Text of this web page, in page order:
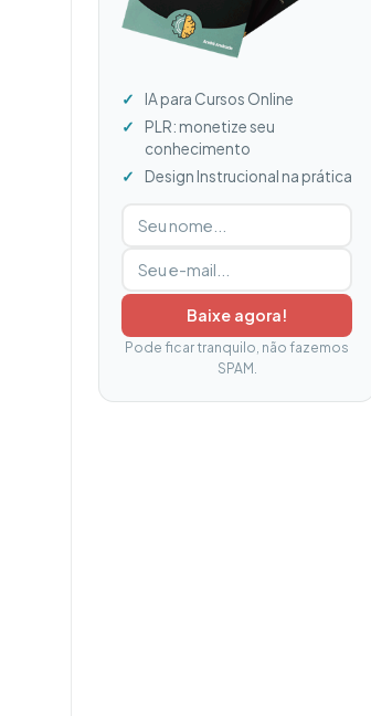
IA para Cursos Online
PLR: monetize seu
conhecimento
Design Instrucional na prática
Digite seu nome
Digite seu e-mail
Baixe agora!
Pode ficar tranquilo, não fazemos
SPAM.